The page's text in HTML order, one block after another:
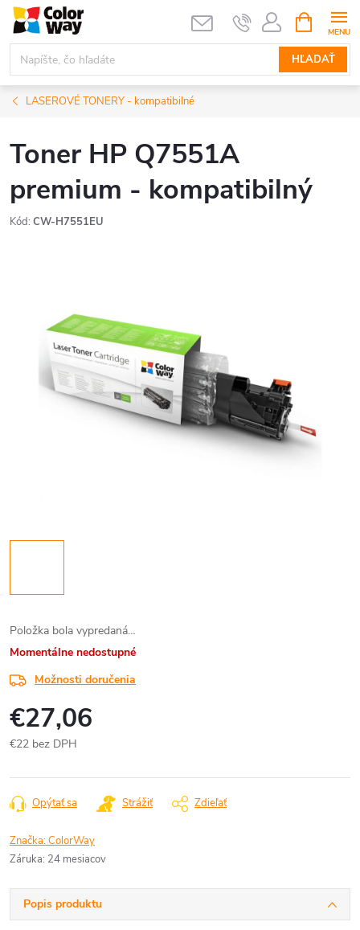
Prejsť
obsah
HĽADAŤ
KOŠÍK
LASEROVÉ TONERY - kompatibilné
Toner HP Q7551A
premium - kompatibilný
Kód: CW-H7551EU
Položka bola vypredaná…
Momentálne nedostupné
Možnosti doručenia
€27,06
€22 bez DPH
cena:
Opýtať sa Strážiť Zdieľať
Značka:ColorWay
Záruka: 24 mesiacov
Popis produktu